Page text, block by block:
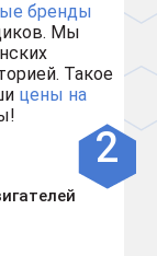
бренды
Мы
Такое
цены на